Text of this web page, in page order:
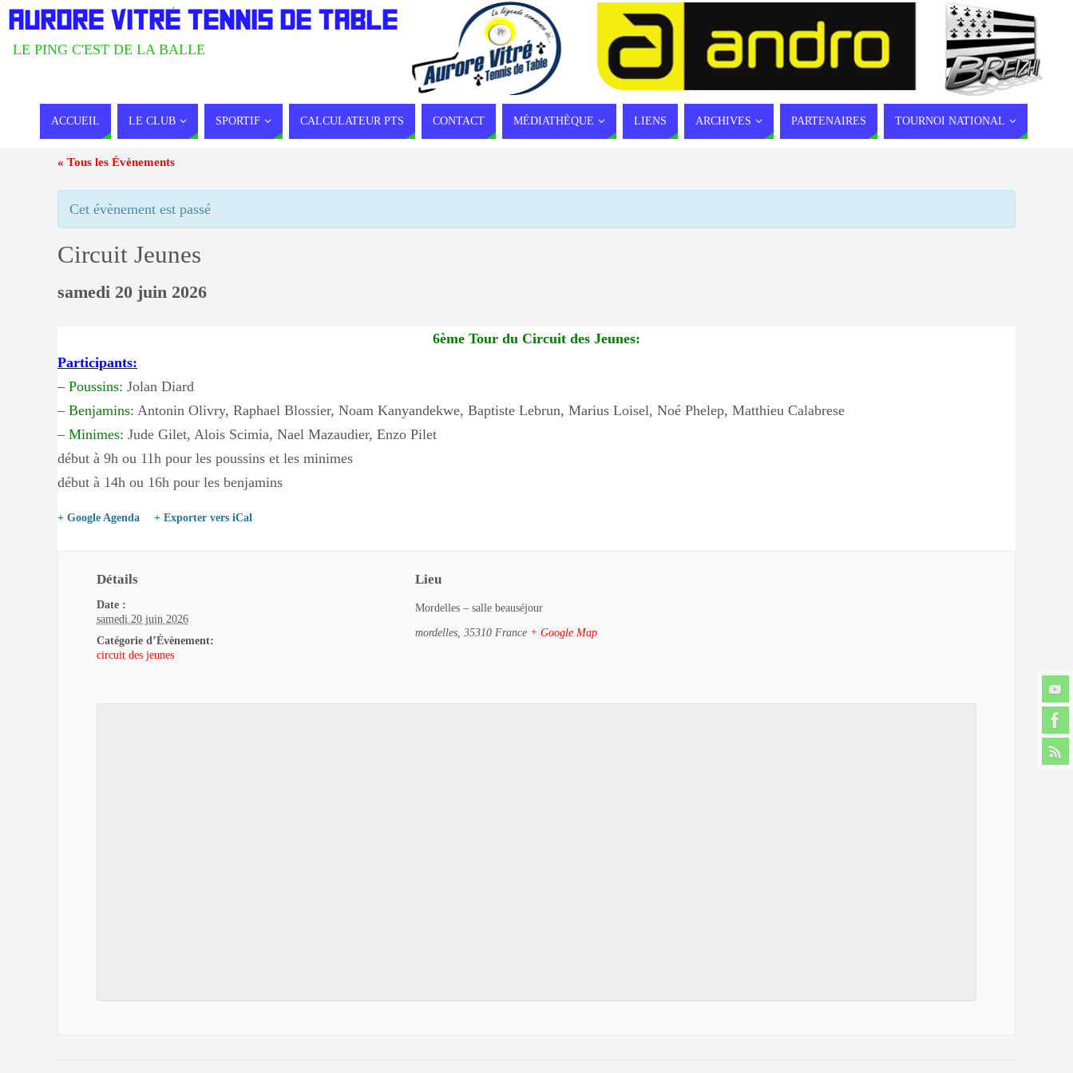
AURORE VITRÉ TENNIS DE TABLE
LE PING C'EST DE LA BALLE
ACCUEIL LE CLUB SPORTIF CALCULATEUR PTS CONTACT MÉDIATHÈQUE LIENS ARCHIVES PARTENAIRES TOURNOI NATIONAL
« Tous les Évènements
Cet évènement est passé
Circuit Jeunes
samedi 20 juin 2026
6ème Tour du Circuit des Jeunes:
Participants:
– Poussins: Jolan Diard
– Benjamins: Antonin Olivry, Raphael Blossier, Noam Kanyandekwe, Baptiste Lebrun, Marius Loisel, Noé Phelep, Matthieu Calabrese
– Minimes: Jude Gilet, Alois Scimia, Nael Mazaudier, Enzo Pilet
début à 9h ou 11h pour les poussins et les minimes
début à 14h ou 16h pour les benjamins
+ Google Agenda + Exporter vers iCal
Détails
Date :
samedi 20 juin 2026
Catégorie d’Évènement:
circuit des jeunes
Lieu
Mordelles – salle beauséjour
mordelles 35310 France + Google Map